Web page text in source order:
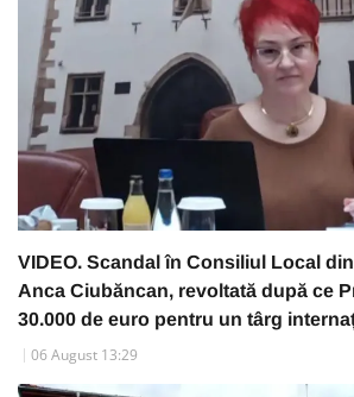
VIDEO. Scandal în Consiliul Local
Anca Ciubăncan, revoltată după ce
30.000 de euro pentru un târg
06 August 13:29